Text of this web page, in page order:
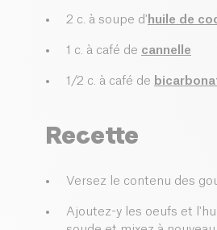
2 c. à soupe d' huile de
1 c. à café de cannelle
1/2 c. à café de
Recette
Versez le contenu des
Ajoutez-y les oeufs et